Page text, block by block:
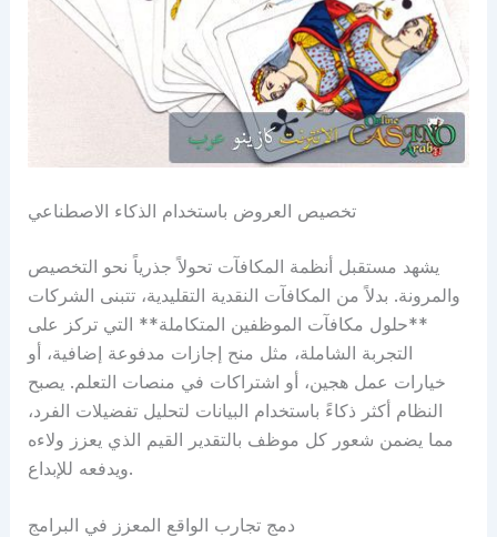
تخصيص العروض باستخدام الذكاء الاصطناعي
يشهد مستقبل أنظمة المكافآت تحولاً جذرياً نحو التخصيص
والمرونة. بدلاً من المكافآت النقدية التقليدية، تتبنى الشركات
**حلول مكافآت الموظفين المتكاملة** التي تركز على
التجربة الشاملة، مثل منح إجازات مدفوعة إضافية، أو
خيارات عمل هجين، أو اشتراكات في منصات التعلم. يصبح
النظام أكثر ذكاءً باستخدام البيانات لتحليل تفضيلات الفرد،
مما يضمن شعور كل موظف بالتقدير القيم الذي يعزز ولاءه
ويدفعه للإبداع.
دمج تجارب الواقع المعزز في البرامج